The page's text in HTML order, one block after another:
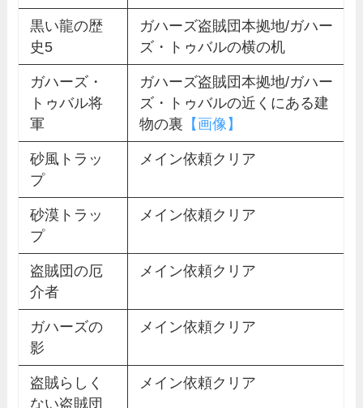
黒い龍の歴
史5
ガハーズ盗賊団本拠地/ガハー
ズ・トゥバルの横の机
ガハーズ・
トゥバル将
軍
ガハーズ盗賊団本拠地/ガハー
ズ・トゥバルの近くにある建
物の裏 【画像】
砂風トラッ
プ
メイン依頼クリア
砂漠トラッ
プ
メイン依頼クリア
盗賊団の厄
介者
メイン依頼クリア
ガハーズの
影
メイン依頼クリア
盗賊らしく
ない盗賊団
メイン依頼クリア